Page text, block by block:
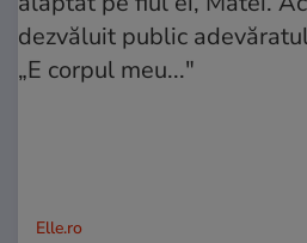
Elle.ro